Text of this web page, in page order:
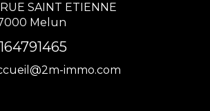
SAINT ETIENNE
Melun
immo.com